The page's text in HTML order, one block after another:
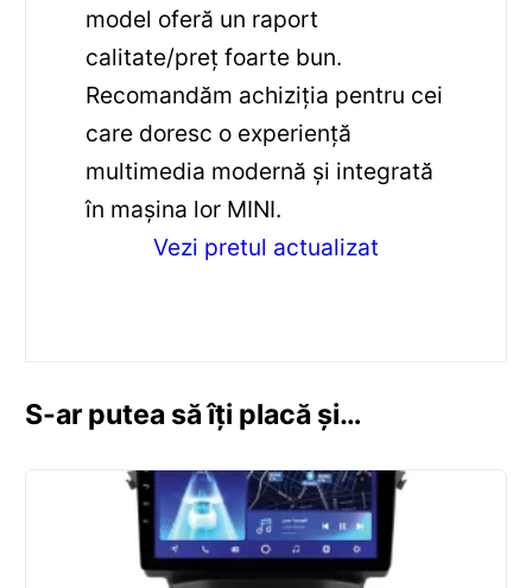
model oferă un raport
calitate/preț foarte bun.
Recomandăm achiziția pentru cei
care doresc o experiență
multimedia modernă și integrată
în mașina lor MINI.
Vezi pretul actualizat
S-ar putea să îți placă și…